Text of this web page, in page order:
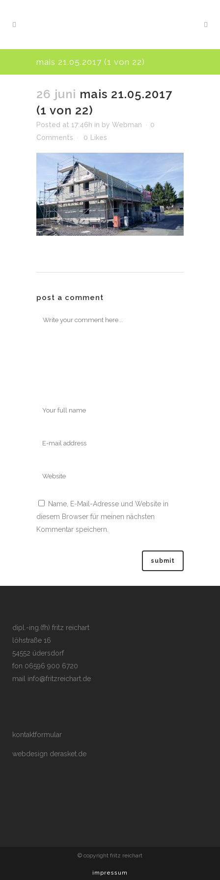
mais 21.05.2017 (1 von 22)
26 juni mais 21.05.2017
(1 von 22)
Posted at 17:46h in by Webman
0
Comments
0 Likes
post a comment
Name, E-Mail-Adresse und Website in
diesem Browser für meinen nächsten
Kommentar speichern.
dipl.-ing.(fh) fritz reichart
löhstraße 16
54552 üdersdorf
fon 06596 900 6720
mail info@fritzreichart.de
kontaktformular
webdesign derasket.de
© copyright fritz reichart
impressum